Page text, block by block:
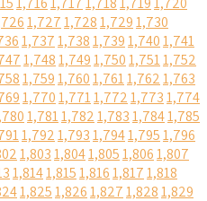
1,7271,7281,7291,730
1,7371,7381,7391,7401,741
1,7481,7491,7501,7511,752
1,7591,7601,7611,7621,763
1,7701,7711,7721,7731,774
1,7811,7821,7831,7841,785
1,7921,7931,7941,7951,796
1,8031,8041,8051,8061,807
1,8141,8151,8161,8171,818
1,8251,8261,8271,8281,829